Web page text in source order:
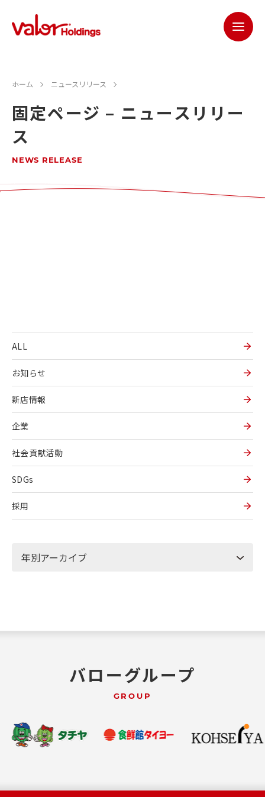
ホーム ニュースリリース
固定ページ – ニュースリリー
ス
NEWS RELEASE
ALL
お知らせ
新店情報
企業
社会貢献活動
SDGs
採用
バローグループ
GROUP